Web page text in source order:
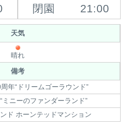
閉園 21:00
天気
晴れ
備考
年“ドリームゴーラウンド”
ニーのファンダーランド”
ド ホーンテッドマンション